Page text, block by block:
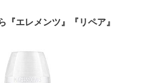
『エレメンツ』『リペア』